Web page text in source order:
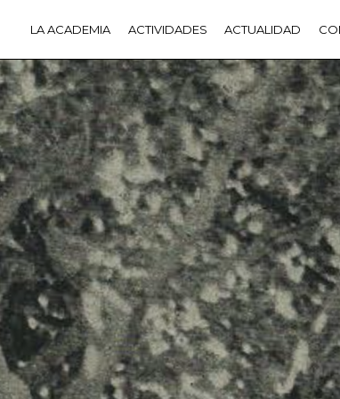
LA ACADEMIA ACTIVIDADES ACTUALIDAD
LA ACADEMIA PREMIOS GOYA
ÚNETE A LA ACADEMIA DE CINE